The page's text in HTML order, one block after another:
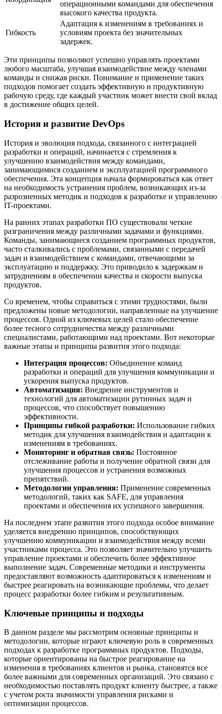
операционными командами для обеспечения
высокого качества продукта.
Гибкость
Адаптация к изменениям в требованиях и
условиям проекта без значительных
задержек.
Эти принципы позволяют успешно управлять проектами
любого масштаба, улучшая взаимодействие между членами
команды и снижая риски. Понимание и применение таких
подходов помогает создать эффективную и продуктивную
рабочую среду, где каждый участник может внести свой вклад
в достижение общих целей.
История и развитие DevOps
История и эволюция подхода, связанного с интеграцией
разработки и операций, начинается с стремления к
улучшению взаимодействия между командами,
занимающимися созданием и эксплуатацией программного
обеспечения. Эта концепция начала формироваться как ответ
на необходимость устранения проблем, возникающих из-за
разрозненных методик и подходов к разработке и управлению
IT-проектами.
На ранних этапах разработки ПО существовали четкие
разграничения между различными задачами и функциями.
Команды, занимающиеся созданием программных продуктов,
часто сталкивались с проблемами, связанными с передачей
задач и взаимодействием с командами, отвечающими за
эксплуатацию и поддержку. Это приводило к задержкам и
затруднениям в обеспечении качества и скорости выпуска
продуктов.
Со временем, чтобы справиться с этими трудностями, были
предложены новые методологии, направленные на улучшение
процессов. Одной из ключевых целей стало обеспечение
более тесного сотрудничества между различными
специалистами, работающими над проектами. Вот некоторые
важные этапы и принципы развития этого подхода:
Интеграция процессов: Объединение команд
разработки и операций для улучшения коммуникации и
ускорения выпуска продуктов.
Автоматизация: Внедрение инструментов и
технологий для автоматизации рутинных задач и
процессов, что способствует повышению
эффективности.
Принципы гибкой разработки: Использование гибких
методик для улучшения взаимодействия и адаптации к
изменениям в требованиях.
Мониторинг и обратная связь: Постоянное
отслеживание работы и получение обратной связи для
улучшения процессов и устранения возможных
препятствий.
Методологии управления: Применение современных
методологий, таких как SAFE, для управления
проектами и обеспечения их успешного завершения.
На последнем этапе развития этого подхода особое внимание
уделяется внедрению принципов, способствующих
улучшению коммуникации и взаимодействия между всеми
участниками процесса. Это позволяет значительно улучшить
управление проектами и обеспечить более эффективное
выполнение задач. Современные методики и инструменты
предоставляют возможность адаптироваться к изменениям и
быстрее реагировать на возникающие проблемы, что делает
процесс разработки более гибким и результативным.
Ключевые принципы и подходы
В данном разделе мы рассмотрим основные принципы и
методологии, которые играют ключевую роль в современных
подходах к разработке программных продуктов. Подходы,
которые ориентированы на быстрое реагирование на
изменения в требованиях клиентов и рынка, становятся все
более важными для современных организаций. Это связано с
необходимостью поставлять продукт клиенту быстрее, а также
с учетом роста значимости управления рисками и
оптимизации процессов.